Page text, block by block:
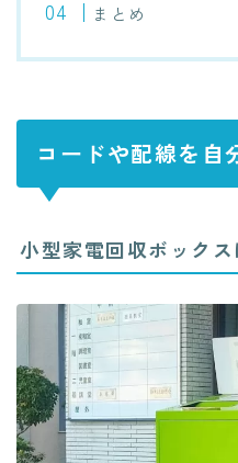
まとめ
コードや配線を自
小型家電回収ボック